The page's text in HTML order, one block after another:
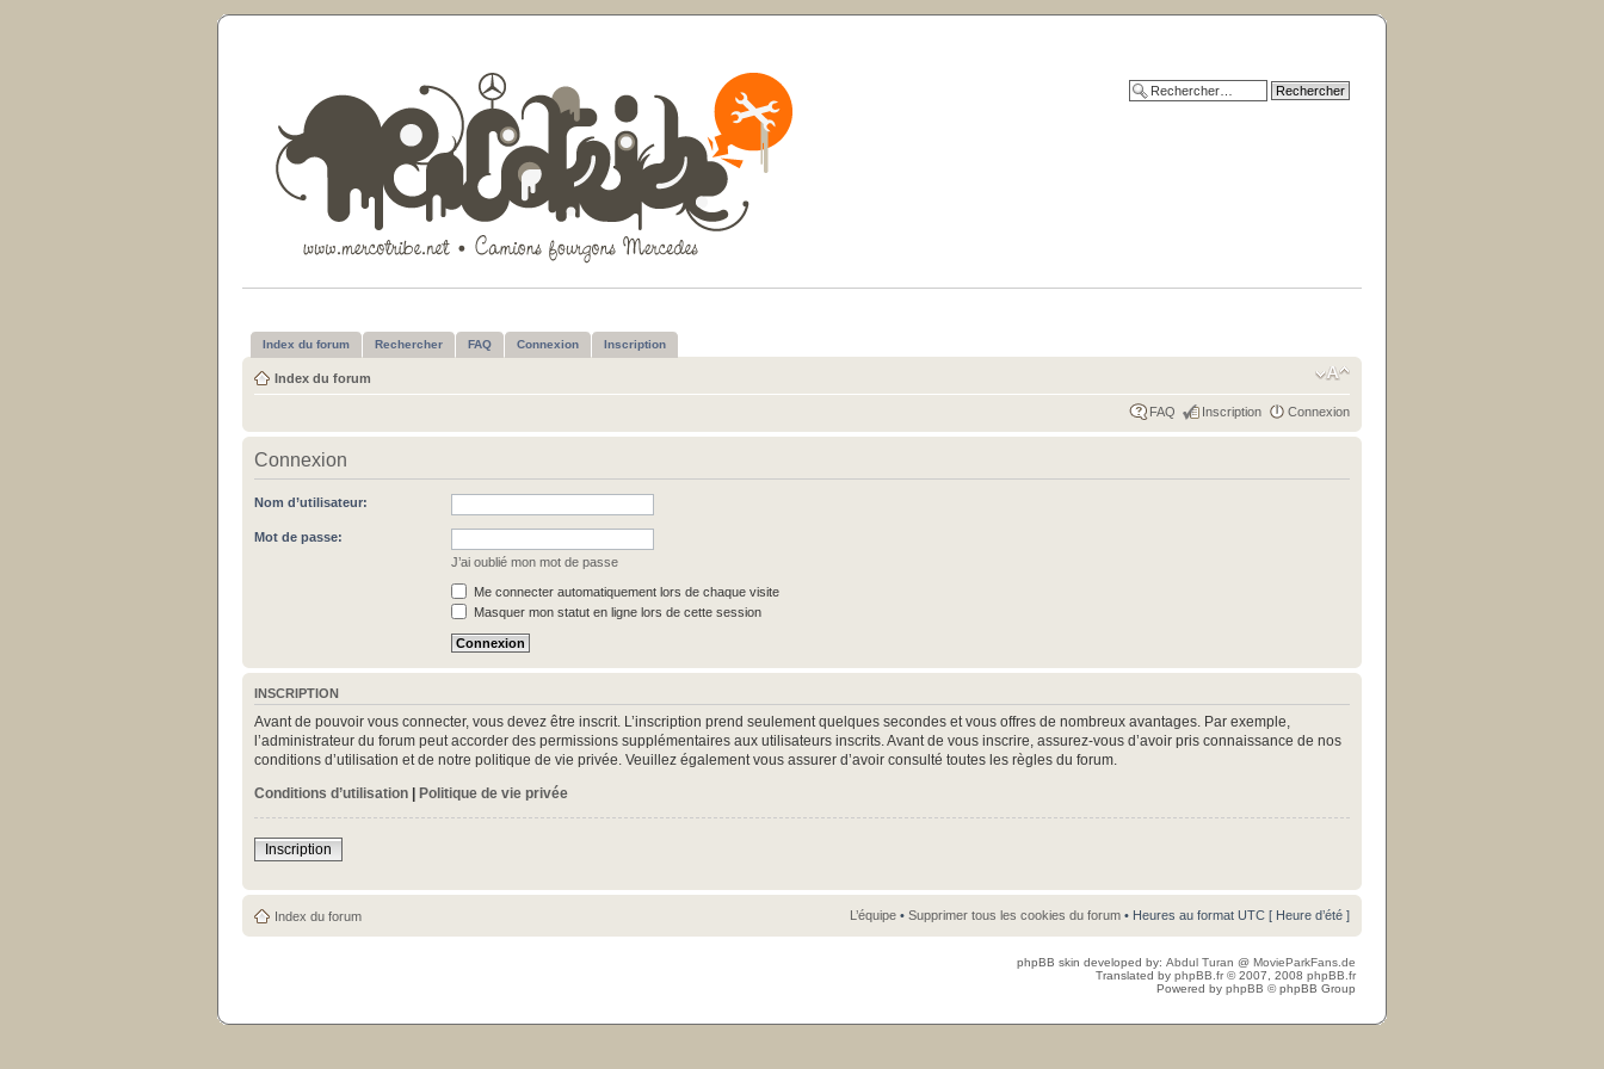
Index du forum Rechercher FAQ Connexion Inscription
Index du forum
FAQ Inscription Connexion
Connexion
Nom d’utilisateur:
Mot de passe:
J’ai oublié mon mot de passe
Me connecter automatiquement lors de chaque visite
Masquer mon statut en ligne lors de cette session
INSCRIPTION
Avant de pouvoir vous connecter, vous devez être inscrit. L’inscription prend seulement quelques secondes et vous offres de nombreux avantages. Par exemple,
l’administrateur du forum peut accorder des permissions supplémentaires aux utilisateurs inscrits. Avant de vous inscrire, assurez-vous d’avoir pris connaissance de nos
conditions d’utilisation et de notre politique de vie privée. Veuillez également vous assurer d’avoir consulté toutes les règles du forum.
Conditions d’utilisation | Politique de vie privée
Inscription
Index du forum L’équipe • Supprimer tous les cookies du forum • Heures au format UTC [ Heure d’été ]
phpBB skin developed by: Abdul Turan @ MovieParkFans.de
Translated by phpBB.fr © 2007, 2008 phpBB.fr
Powered by phpBB © phpBB Group